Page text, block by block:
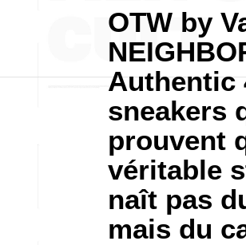
OTW by
Authentic
sneakers
prouvent
véritable
naît pas
mais du